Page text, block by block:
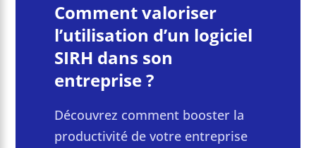
Comment valoriser
l’utilisation d’un logiciel
SIRH dans son
entreprise ?
Découvrez comment booster la
productivité de votre entreprise